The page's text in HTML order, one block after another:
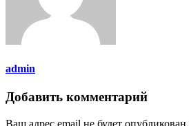
admin
Добавить комментарий
Ваш адрес email не будет опубликован.